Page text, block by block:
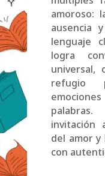
amoroso:
ausencia
lenguaje
logra
refugio
del amor
con